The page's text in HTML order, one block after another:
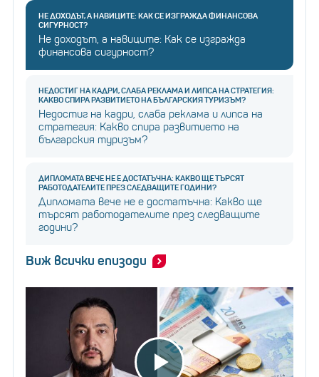
НЕ ДОХОДЪТ, А НАВИЦИТЕ: КАК СЕ ИЗГРАЖДА ФИНАНСОВА
СИГУРНОСТ?
Не доходът, а навиците: Как се изгражда
финансова сигурност?
НЕДОСТИГ НА КАДРИ, СЛАБА РЕКЛАМА И ЛИПСА НА СТРАТЕГИЯ:
КАКВО СПИРА РАЗВИТИЕТО НА БЪЛГАРСКИЯ ТУРИЗЪМ?
Недостиг на кадри, слаба реклама и липса на
стратегия: Какво спира развитието на
българския туризъм?
ДИПЛОМАТА ВЕЧЕ НЕ Е ДОСТАТЪЧНА: КАКВО ЩЕ ТЪРСЯТ
РАБОТОДАТЕЛИТЕ ПРЕЗ СЛЕДВАЩИТЕ ГОДИНИ?
Дипломата вече не е достатъчна: Какво ще
търсят работодателите през следващите
години?
Виж всички епизоди